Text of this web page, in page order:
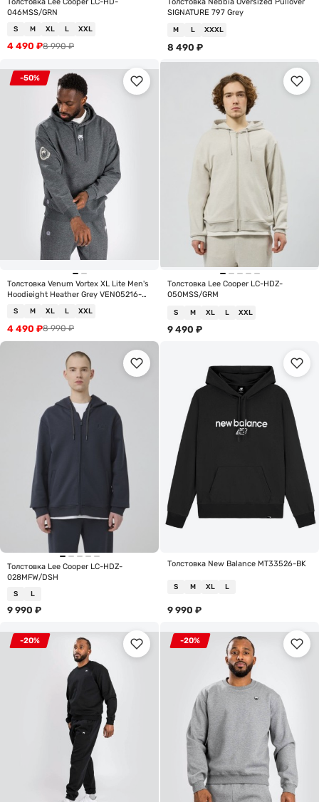
046MSS/GRN
S M XL L XXL
8 990₽
4 490 ₽
SIGNATURE 797 Grey
M L XXXL
8 490 ₽
-50%
Толстовка Venum Vortex XL Lite Men's
Hoodieight Heather Grey VEN05216-
S M XL L XXL
8 990₽
4 490 ₽
Толстовка Lee Cooper LC-HDZ-
050MSS/GRM
S M XL L XXL
9 490 ₽
Толстовка Lee Cooper LC-HDZ-
028MFW/DSH
S L
9 990 ₽
Толстовка New Balance MT33526-BK
S M XL L
9 990 ₽
-20% -20%